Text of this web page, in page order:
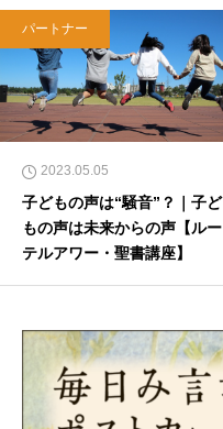
パートナー
2023.05.05
子どもの声は“騒音”？｜子ど
もの声は未来からの声【ルー
テルアワー・聖書講座】